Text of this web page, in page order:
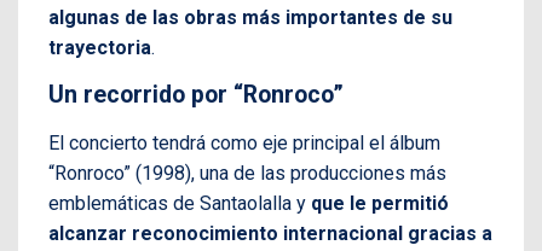
algunas de las obras más importantes de su
trayectoria.
Un recorrido por “Ronroco”
El concierto tendrá como eje principal el álbum
“Ronroco” (1998), una de las producciones más
emblemáticas de Santaolalla y que le permitió
alcanzar reconocimiento internacional gracias a